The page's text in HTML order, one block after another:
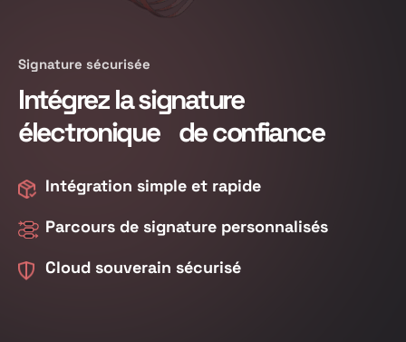
Signature sécurisée
Intégrez la signature
électronique de confiance
Intégration simple et rapide
Parcours de signature personnalisés
Cloud souverain sécurisé